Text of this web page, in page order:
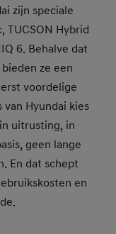
zijn speciale
TUCSON Hybrid
6. Behalve dat
ze een
voordelige
Hyundai kies
uitrusting, in
geen lange
En dat schept
en